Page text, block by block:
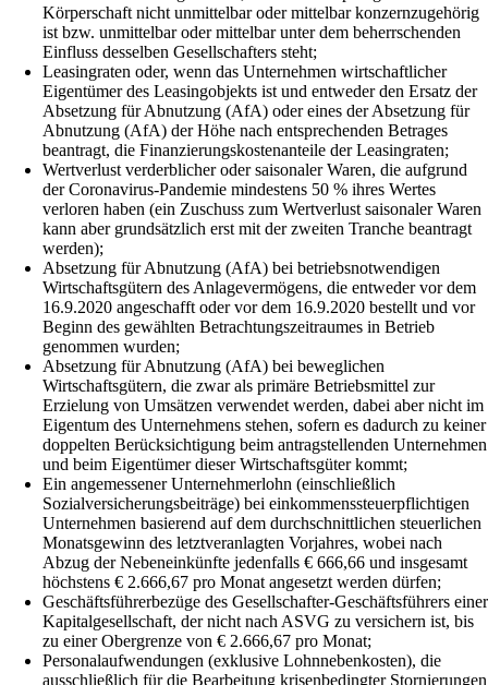
Körperschaft nicht unmittelbar oder mittelbar konzernzugehörig
ist bzw. unmittelbar oder mittelbar unter dem beherrschenden
Einfluss desselben Gesellschafters steht;
Leasingraten oder, wenn das Unternehmen wirtschaftlicher
Eigentümer des Leasingobjekts ist und entweder den Ersatz der
Absetzung für Abnutzung (AfA) oder eines der Absetzung für
Abnutzung (AfA) der Höhe nach entsprechenden Betrages
beantragt, die Finanzierungskostenanteile der Leasingraten;
Wertverlust verderblicher oder saisonaler Waren, die aufgrund
der Coronavirus-Pandemie mindestens 50 % ihres Wertes
verloren haben (ein Zuschuss zum Wertverlust saisonaler Waren
kann aber grundsätzlich erst mit der zweiten Tranche beantragt
werden);
Absetzung für Abnutzung (AfA) bei betriebsnotwendigen
Wirtschaftsgütern des Anlagevermögens, die entweder vor dem
16.9.2020 angeschafft oder vor dem 16.9.2020 bestellt und vor
Beginn des gewählten Betrachtungszeitraumes in Betrieb
genommen wurden;
Absetzung für Abnutzung (AfA) bei beweglichen
Wirtschaftsgütern, die zwar als primäre Betriebsmittel zur
Erzielung von Umsätzen verwendet werden, dabei aber nicht im
Eigentum des Unternehmens stehen, sofern es dadurch zu keiner
doppelten Berücksichtigung beim antragstellenden Unternehmen
und beim Eigentümer dieser Wirtschaftsgüter kommt;
Ein angemessener Unternehmerlohn (einschließlich
Sozialversicherungsbeiträge) bei einkommenssteuerpflichtigen
Unternehmen basierend auf dem durchschnittlichen steuerlichen
Monatsgewinn des letztveranlagten Vorjahres, wobei nach
Abzug der Nebeneinkünfte jedenfalls € 666,66 und insgesamt
höchstens € 2.666,67 pro Monat angesetzt werden dürfen;
Geschäftsführerbezüge des Gesellschafter-Geschäftsführers einer
Kapitalgesellschaft, der nicht nach ASVG zu versichern ist, bis
zu einer Obergrenze von € 2.666,67 pro Monat;
Personalaufwendungen (exklusive Lohnnebenkosten), die
ausschließlich für die Bearbeitung krisenbedingter Stornierungen